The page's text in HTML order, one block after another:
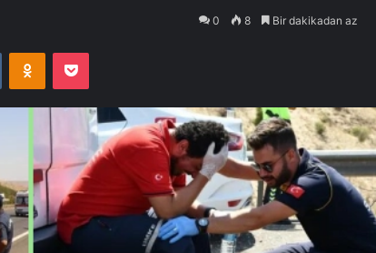
0 8 Bir dakikadan az
VKontakteOdnoklassniki
Pocket